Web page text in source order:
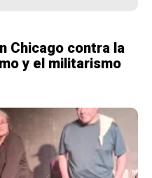
Chicago contra la
y el militarismo